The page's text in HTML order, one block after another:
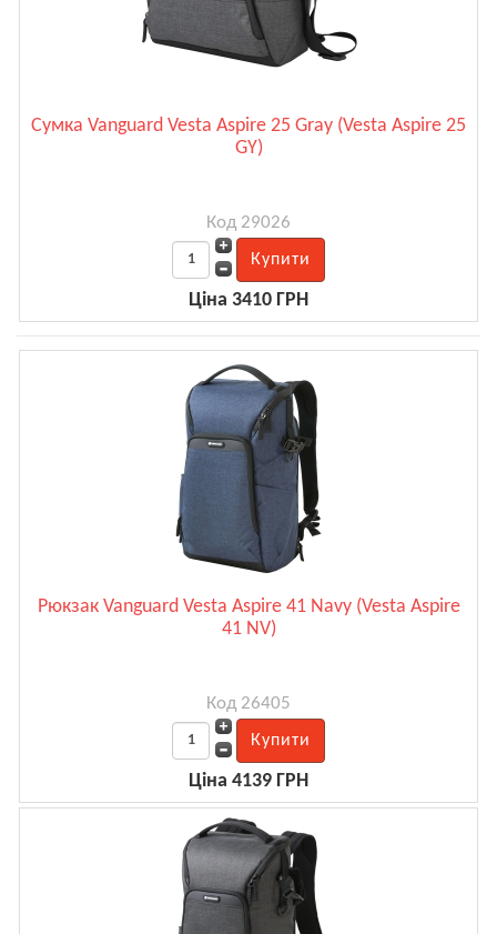
Сумка Vanguard Vesta Aspire 25 Gray (Vesta Aspire 25
GY)
Код 29026
Ціна 3410 ГРН
Рюкзак Vanguard Vesta Aspire 41 Navy (Vesta Aspire
41 NV)
Код 26405
Ціна 4139 ГРН